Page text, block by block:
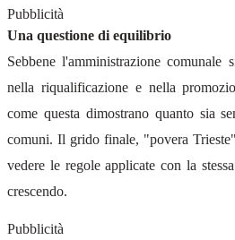
Pubblicità
Una questione di equilibrio
Sebbene l'amministrazione comunale
nella riqualificazione e nella
come questa dimostrano quanto sia
comuni. Il grido finale, "povera
vedere le regole applicate con la
crescendo.
Pubblicità